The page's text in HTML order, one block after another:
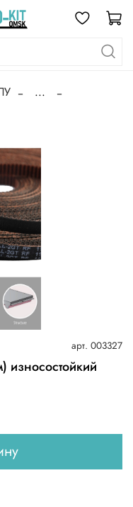
...
арт. 003327
износостойкий